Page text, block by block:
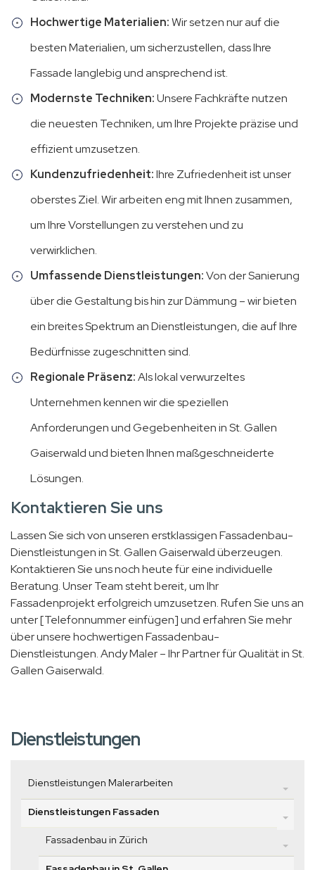
Hochwertige Materialien:Wir setzen nur auf die
besten Materialien, um sicherzustellen, dass Ihre
Fassade langlebig und ansprechend ist.
Modernste Techniken:Unsere Fachkräfte nutzen
die neuesten Techniken, um Ihre Projekte präzise und
effizient umzusetzen.
Kundenzufriedenheit:Ihre Zufriedenheit ist unser
oberstes Ziel. Wir arbeiten eng mit Ihnen zusammen,
um Ihre Vorstellungen zu verstehen und zu
verwirklichen.
Umfassende Dienstleistungen:Von der Sanierung
über die Gestaltung bis hin zur Dämmung – wir bieten
ein breites Spektrum an Dienstleistungen, die auf Ihre
Bedürfnisse zugeschnitten sind.
Regionale Präsenz:Als lokal verwurzeltes
Unternehmen kennen wir die speziellen
Anforderungen und Gegebenheiten in St. Gallen
Gaiserwald und bieten Ihnen maßgeschneiderte
Lösungen.
Kontaktieren Sie uns
Lassen Sie sich von unseren erstklassigen Fassadenbau-
Dienstleistungen in St. Gallen Gaiserwald überzeugen.
Kontaktieren Sie uns noch heute für eine individuelle
Beratung. Unser Team steht bereit, um Ihr
Fassadenprojekt erfolgreich umzusetzen. Rufen Sie uns an
unter [Telefonnummer einfügen] und erfahren Sie mehr
über unsere hochwertigen Fassadenbau-
Dienstleistungen. Andy Maler – Ihr Partner für Qualität in St.
Gallen Gaiserwald.
Dienstleistungen
Dienstleistungen Malerarbeiten
Dienstleistungen Fassaden
Fassadenbau in Zürich